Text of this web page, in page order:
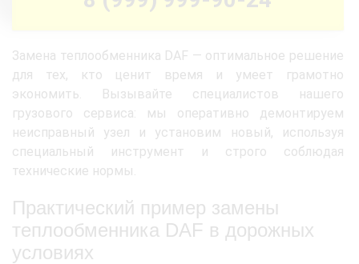
Замена теплообменника DAF — оптимальное решение
для тех, кто ценит время и умеет грамотно
экономить. Вызывайте специалистов нашего
грузового сервиса: мы оперативно демонтируем
неисправный узел и установим новый, используя
специальный инструмент и строго соблюдая
технические нормы.
Практический пример замены
теплообменника DAF в дорожных
условиях